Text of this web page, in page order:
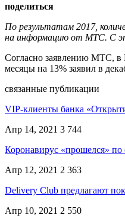
поделиться
По результатам 2017,
на информацию от МТС. С
Согласно заявлению МТС, в
месяцы на 13% заявил в
связанные публикации
VIP-клиенты банка
Апр 14, 2021 3 744
Коронавирус «прошелся» по
Апр 12, 2021 2 363
Delivery Club предлагают
Апр 10, 2021 2 550